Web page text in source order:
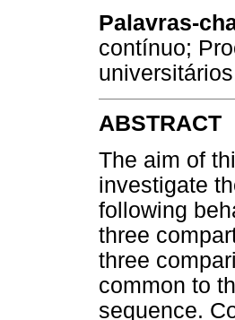
Palavras-
contínuo;
ABSTRACT
The aim of
investigate
following
three
three
common to
sequence.